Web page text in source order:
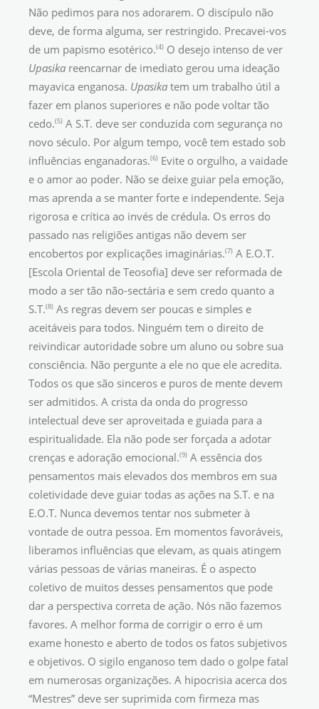
Não pedimos para nos adorarem. O discípulo não
deve, de forma alguma, ser restringido. Precavei-vos
de um papismo esotérico.(4) O desejo intenso de ver
Upasika reencarnar de imediato gerou uma ideação
mayavica enganosa. Upasika tem um trabalho útil a
fazer em planos superiores e não pode voltar tão
cedo.(5) A S.T. deve ser conduzida com segurança no
novo século. Por algum tempo, você tem estado sob
influências enganadoras.(6) Evite o orgulho, a vaidade
e o amor ao poder. Não se deixe guiar pela emoção,
mas aprenda a se manter forte e independente. Seja
rigorosa e crítica ao invés de crédula. Os erros do
passado nas religiões antigas não devem ser
encobertos por explicações imaginárias.(7) A E.O.T.
[Escola Oriental de Teosofia] deve ser reformada de
modo a ser tão não-sectária e sem credo quanto a
S.T.(8) As regras devem ser poucas e simples e
aceitáveis para todos. Ninguém tem o direito de
reivindicar autoridade sobre um aluno ou sobre sua
consciência. Não pergunte a ele no que ele acredita.
Todos os que são sinceros e puros de mente devem
ser admitidos. A crista da onda do progresso
intelectual deve ser aproveitada e guiada para a
espiritualidade. Ela não pode ser forçada a adotar
crenças e adoração emocional.(9) A essência dos
pensamentos mais elevados dos membros em sua
coletividade deve guiar todas as ações na S.T. e na
E.O.T. Nunca devemos tentar nos submeter à
vontade de outra pessoa. Em momentos favoráveis,
liberamos influências que elevam, as quais atingem
várias pessoas de várias maneiras. É o aspecto
coletivo de muitos desses pensamentos que pode
dar a perspectiva correta de ação. Nós não fazemos
favores. A melhor forma de corrigir o erro é um
exame honesto e aberto de todos os fatos subjetivos
e objetivos. O sigilo enganoso tem dado o golpe fatal
em numerosas organizações. A hipocrisia acerca dos
“Mestres” deve ser suprimida com firmeza mas